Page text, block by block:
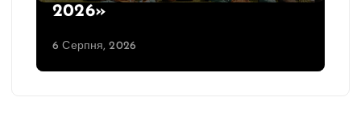
2026»
6 Серпня, 2026